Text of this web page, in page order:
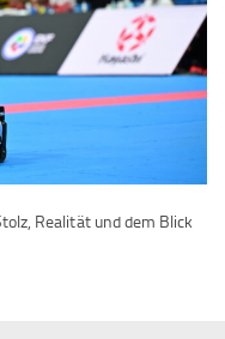
Realität und dem Blick